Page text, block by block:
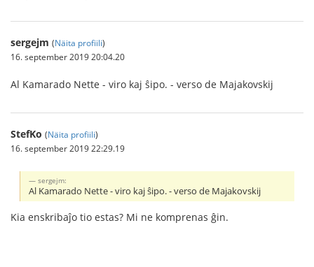
sergejm (Näita profiili)
16. september 2019 20:04.20
Al Kamarado Nette - viro kaj ŝipo. - verso de Majakovskij
StefKo (Näita profiili)
16. september 2019 22:29.19
sergejm:
Al Kamarado Nette - viro kaj ŝipo. - verso de Majakovskij
Kia enskribaĵo tio estas? Mi ne komprenas ĝin.